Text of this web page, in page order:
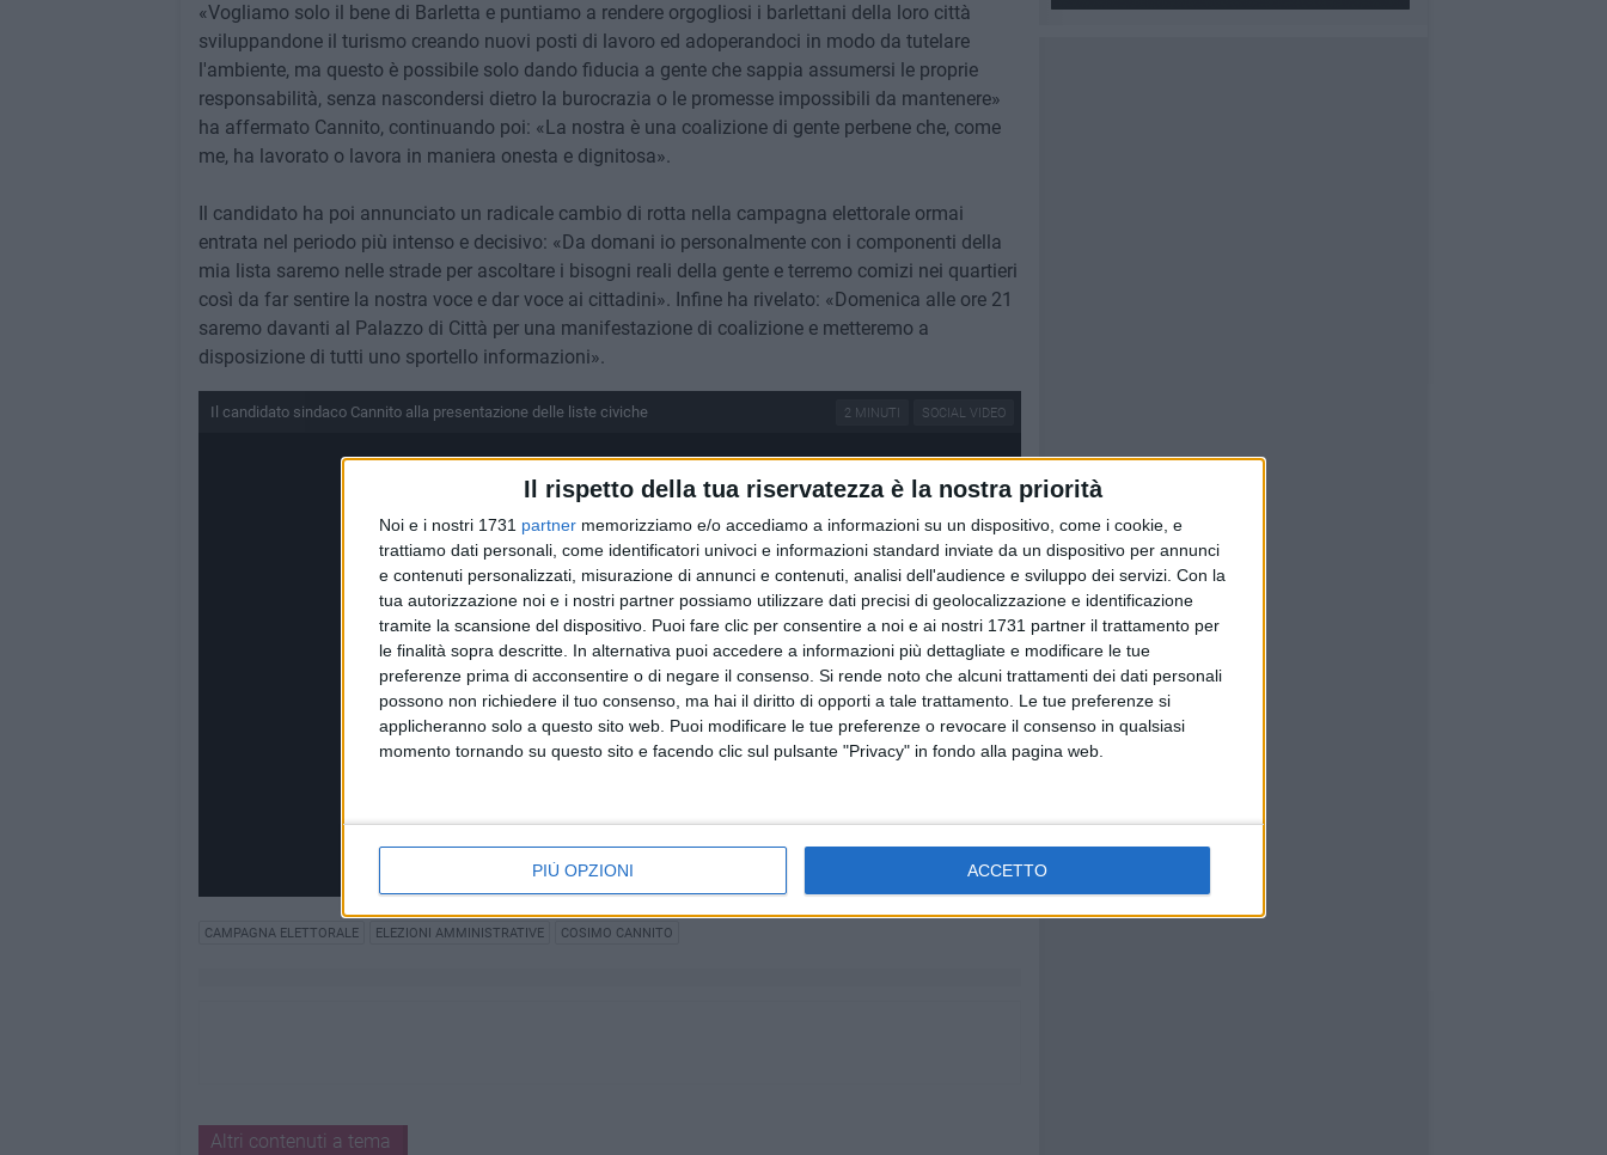
Il rispetto della tua riservatezza è la nostra priorità
Noi e i nostri 1731 partner memorizziamo e/o accediamo a informazioni su un dispositivo, come i cookie, e
trattiamo dati personali, come identificatori univoci e informazioni standard inviate da un dispositivo per annunci
e contenuti personalizzati, misurazione di annunci e contenuti, analisi dell'audience e sviluppo dei servizi. Con la
tua autorizzazione noi e i nostri partner possiamo utilizzare dati precisi di geolocalizzazione e identificazione
tramite la scansione del dispositivo. Puoi fare clic per consentire a noi e ai nostri 1731 partner il trattamento per
le finalità sopra descritte. In alternativa puoi accedere a informazioni più dettagliate e modificare le tue
preferenze prima di acconsentire o di negare il consenso. Si rende noto che alcuni trattamenti dei dati personali
possono non richiedere il tuo consenso, ma hai il diritto di opporti a tale trattamento. Le tue preferenze si
applicheranno solo a questo sito web. Puoi modificare le tue preferenze o revocare il consenso in qualsiasi
momento tornando su questo sito e facendo clic sul pulsante "Privacy" in fondo alla pagina web.
PIÙ OPZIONI ACCETTO
«Vogliamo solo il bene di Barletta e puntiamo a rendere orgogliosi i barlettani della loro città
sviluppandone il turismo creando nuovi posti di lavoro ed adoperandoci in modo da tutelare
l'ambiente, ma questo è possibile solo dando fiducia a gente che sappia assumersi le proprie
responsabilità, senza nascondersi dietro la burocrazia o le promesse impossibili da mantenere»
ha affermato Cannito, continuando poi: «La nostra è una coalizione di gente perbene che, come
me, ha lavorato o lavora in maniera onesta e dignitosa».
Il candidato ha poi annunciato un radicale cambio di rotta nella campagna elettorale ormai
entrata nel periodo più intenso e decisivo: «Da domani io personalmente con i componenti della
mia lista saremo nelle strade per ascoltare i bisogni reali della gente e terremo comizi nei quartieri
così da far sentire la nostra voce e dar voce ai cittadini». Infine ha rivelato: «Domenica alle ore 21
saremo davanti al Palazzo di Città per una manifestazione di coalizione e metteremo a
disposizione di tutti uno sportello informazioni».
SOCIAL VIDEO
2 MINUTI
Il candidato sindaco Cannito alla presentazione delle liste civiche
CAMPAGNA ELETTORALE ELEZIONI AMMINISTRATIVE COSIMO CANNITO
Altri contenuti a tema